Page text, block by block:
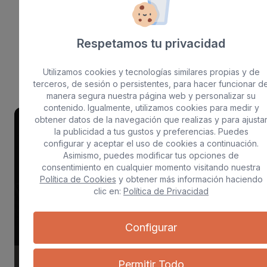
Blog
Una experiencia completa
Deportes
Respetamos tu privacidad
Utilizamos cookies y tecnologías similares propias y de
terceros, de sesión o persistentes, para hacer funcionar
manera segura nuestra página web y personalizar su
contenido. Igualmente, utilizamos cookies para medir y
obtener datos de la navegación que realizas y para ajustar
la publicidad a tus gustos y preferencias. Puedes
configurar y aceptar el uso de cookies a continuación.
Asimismo, puedes modificar tus opciones de
consentimiento en cualquier momento visitando nuestra
Política de Cookies y obtener más información haciendo
clic en: Política de Privacidad
Configurar
Permitir Todo